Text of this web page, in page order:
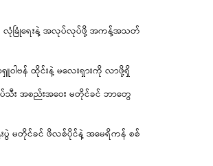
ေ လုံခြုံရေးနဲ့ အလုပ်လုပ်ဖို့ အကန့်အသတ်
ာ့ရှူဝါဗန် ထိုင်းနဲ့ မလေးရှားကို လာဖို့ရှိ
း အစည်းအဝေး မတိုင်ခင် ဘာတွေ
ပွဲ မတိုင်ခင် ဖိလစ်ပိုင်နဲ့ အမေရိကန် စစ်